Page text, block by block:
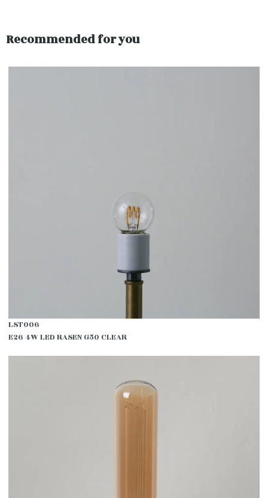
Recommended for you
LST006
E26 4W LED RASEN G50 CLEAR